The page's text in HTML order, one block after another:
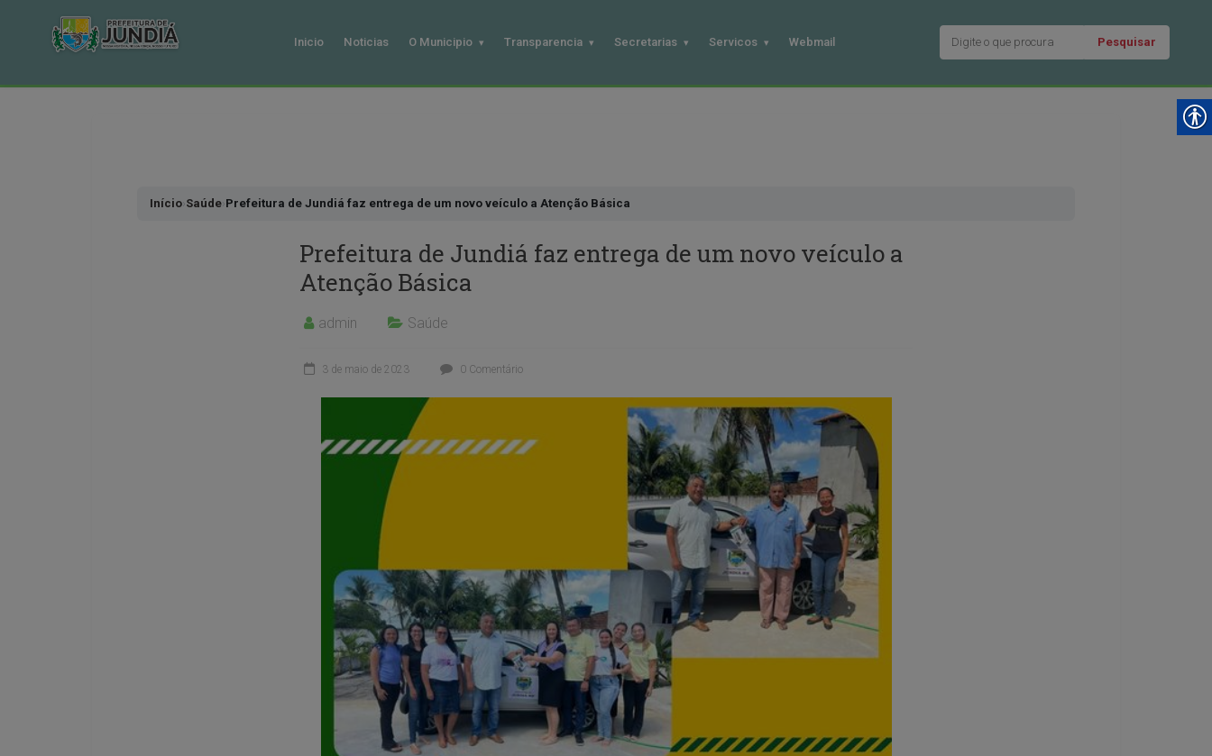
Inicio Noticias O Municipio Transparencia Secretarias Servicos Webmail Pesquisar
Início›Saúde›Prefeitura de Jundiá faz entrega de um novo veículo a Atenção Básica
Prefeitura de Jundiá faz entrega de um novo veículo a
Atenção Básica
admin Saúde
3 de maio de 2023 0 Comentário